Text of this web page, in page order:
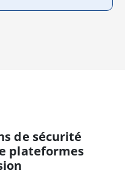
de sécurité
plateformes